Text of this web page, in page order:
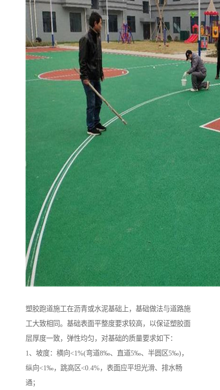
塑胶跑道施工在沥青或水泥基础上，基础做法与道路施
工大致相同。基础表面平整度要求较高，以保证塑胶面
层厚度一致，弹性均匀，对基础的质量要求如下：
1、坡度：横向<1%(弯道8‰、直道5‰、半圆区5‰)，
纵向<1‰，跳高区<0.4%，表面应平坦光滑、排水畅
通；